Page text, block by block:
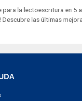
para la lectoescritura en 5
Descubre las últimas